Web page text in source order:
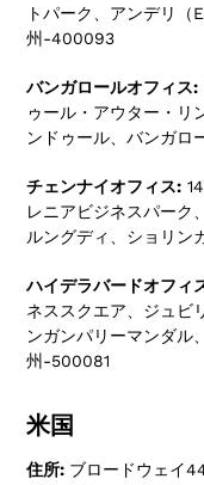
トパーク、アンデリ（
州-400093
バンガロールオフィス:
ゥール・アウター・リ
ンドゥール、バンガロ
チェンナイオフィス:
レニアビジネスパーク
ルングディ、ショリ
ハイデラバードオフィ
ネススクエア、ジュビ
ンガンパリーマンダル
州-500081
米国
住所: ブロードウェイ